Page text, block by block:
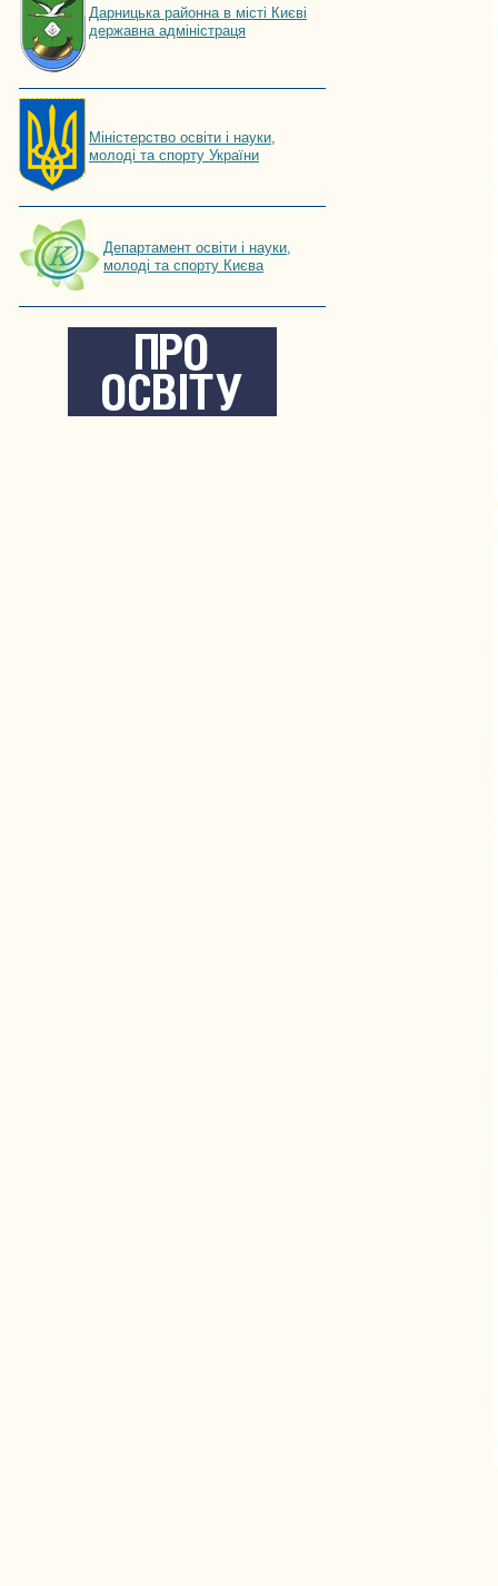
Дарницька районна в місті Києві
державна адміністраця
Мiнiстерство освiти і науки,
молоді та спорту України
Департамент освіти і науки,
молоді та спорту Києва